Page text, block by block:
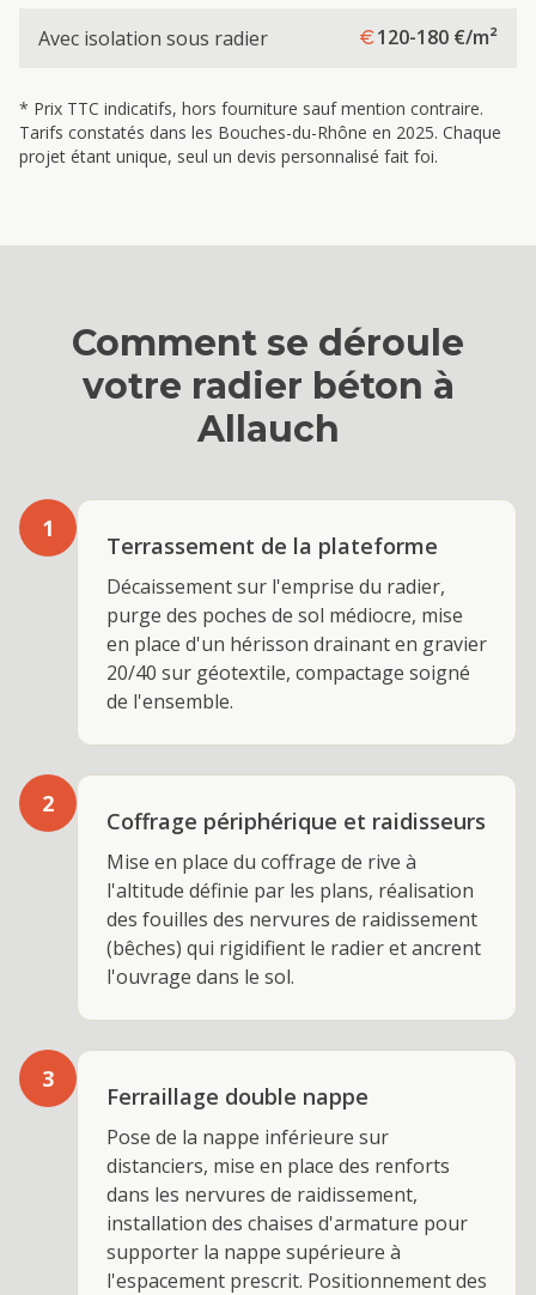
Avec isolation sous radier 120-180 €/m²
* Prix TTC indicatifs, hors fourniture sauf mention contraire.
Tarifs constatés dans les Bouches-du-Rhône en 2025. Chaque
projet étant unique, seul un devis personnalisé fait foi.
Comment se déroule
votre radier béton à
Allauch
1
Terrassement de la plateforme
Décaissement sur l'emprise du radier,
purge des poches de sol médiocre, mise
en place d'un hérisson drainant en gravier
20/40 sur géotextile, compactage soigné
de l'ensemble.
2
Coffrage périphérique et raidisseurs
Mise en place du coffrage de rive à
l'altitude définie par les plans, réalisation
des fouilles des nervures de raidissement
(bêches) qui rigidifient le radier et ancrent
l'ouvrage dans le sol.
3
Ferraillage double nappe
Pose de la nappe inférieure sur
distanciers, mise en place des renforts
dans les nervures de raidissement,
installation des chaises d'armature pour
supporter la nappe supérieure à
l'espacement prescrit. Positionnement des